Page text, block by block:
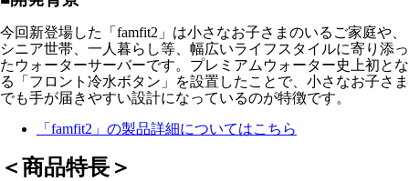
今回新登場した「famfit2」は小さなお子さまのいるご家庭や、
シニア世帯、一人暮らし等、幅広いライフスタイルに寄り添っ
たウォーターサーバーです。プレミアムウォーター史上初とな
る「フロント冷水ボタン」を設置したことで、小さなお子さま
でも手が届きやすい設計になっているのが特徴です。
「famfit2」の製品詳細についてはこちら
＜商品特長＞